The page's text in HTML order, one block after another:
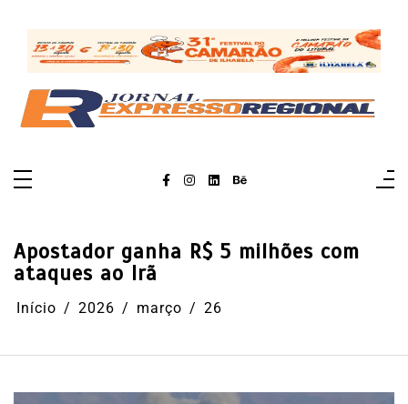
conteúdo
Apostador ganha R$ 5 milhões com
ataques ao Irã
Início 2026 março 26